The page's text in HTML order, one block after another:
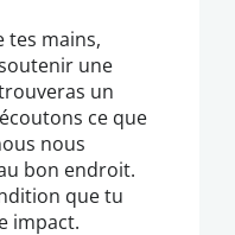
tes mains,
une
un
ce que
nous
bon endroit.
que tu
impact.